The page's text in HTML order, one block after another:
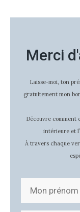
Merci
Laisse-moi, ton
gratuitement mon
Découvre comment
intérieure et
À travers chaque